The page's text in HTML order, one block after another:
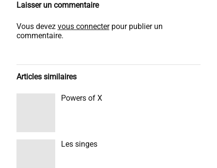
Laisser un commentaire
Vous devez vous connecterpour publier un
commentaire.
Articles similaires
Powers of X
Les singes